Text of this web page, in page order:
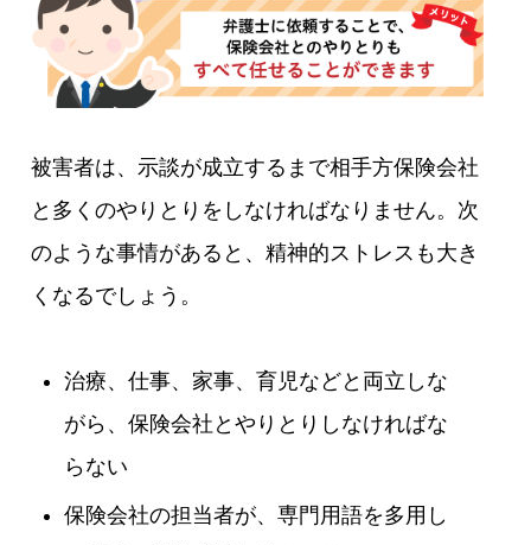
被害者は、示談が成立するまで相手方保険会社
と多くのやりとりをしなければなりません。次
のような事情があると、精神的ストレスも大き
くなるでしょう。
治療、仕事、家事、育児などと両立しな
がら、保険会社とやりとりしなければな
らない
保険会社の担当者が、専門用語を多用し